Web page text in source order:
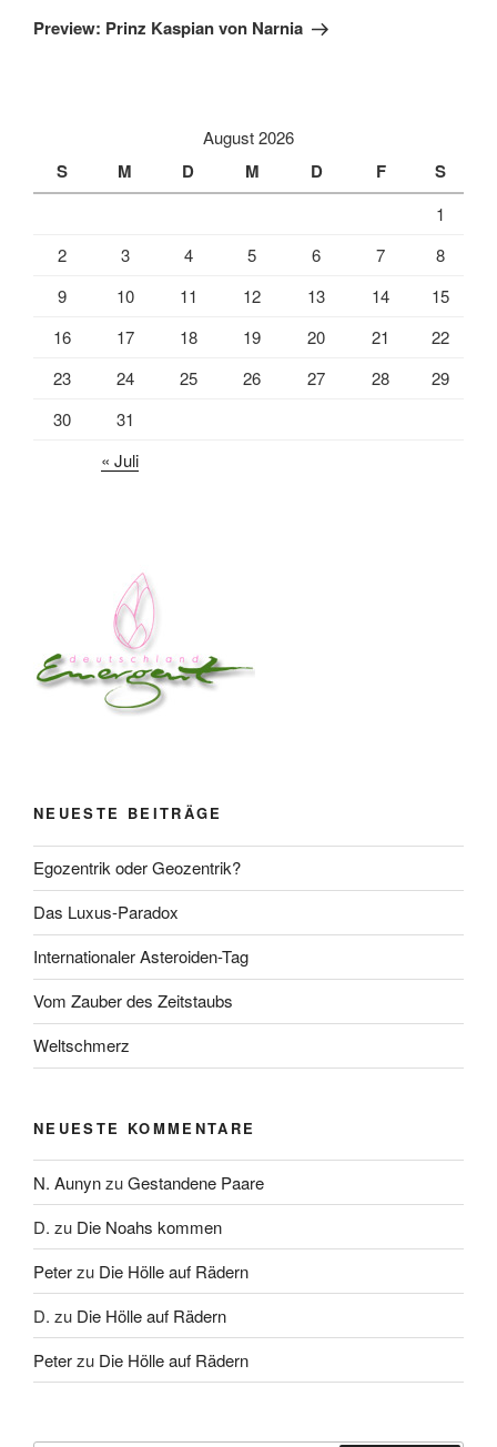
Beitrag
Preview: Prinz Kaspian von Narnia
August 2026
S M D M D F S
1
2
3 4 5 6 7
8
9
10 11 12 13 14
15
16
17 18 19 20 21
22
23
24 25 26 27 28
29
30
31
« Juli
NEUESTE BEITRÄGE
Egozentrik oder Geozentrik?
Das Luxus-Paradox
Internationaler Asteroiden-Tag
Vom Zauber des Zeitstaubs
Weltschmerz
NEUESTE KOMMENTARE
N. AunynzuGestandene Paare
D. zu Die Noahs kommen
Peterzu Die Hölle auf Rädern
D. zu Die Hölle auf Rädern
Peterzu Die Hölle auf Rädern